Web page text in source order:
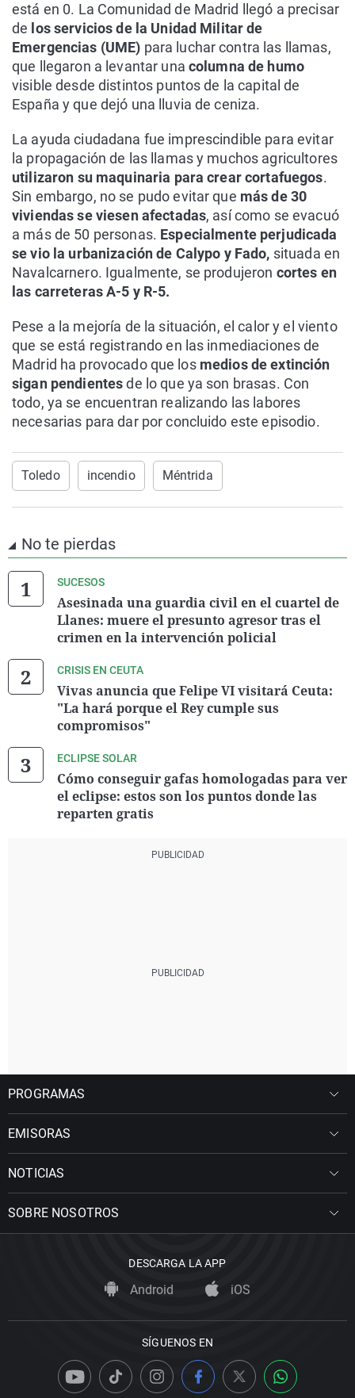
está en 0. La Comunidad de Madrid llegó a precisar
de los servicios de la Unidad Militar de
Emergencias (UME) para luchar contra las llamas,
que llegaron a levantar una columna de humo
visible desde distintos puntos de la capital de
España y que dejó una lluvia de ceniza.
La ayuda ciudadana fue imprescindible para evitar
la propagación de las llamas y muchos agricultores
utilizaron su maquinaria para crear cortafuegos.
Sin embargo, no se pudo evitar que más de 30
viviendas se viesen afectadas, así como se evacuó
a más de 50 personas. Especialmente perjudicada
se vio la urbanización de Calypo y Fado, situada en
Navalcarnero. Igualmente, se produjeron cortes en
las carreteras A-5 y R-5.
Pese a la mejoría de la situación, el calor y el viento
que se está registrando en las inmediaciones de
Madrid ha provocado que los medios de extinción
sigan pendientesde lo que ya son brasas. Con
todo, ya se encuentran realizando las labores
necesarias para dar por concluido este episodio.
Toledo incendio Méntrida
No te pierdas
SUCESOS
Asesinada una guardia civil en el cuartel de
Llanes: muere el presunto agresor tras el
crimen en la intervención policial
CRISIS EN CEUTA
Vivas anuncia que Felipe VI visitará Ceuta:
"La hará porque el Rey cumple sus
compromisos"
ECLIPSE SOLAR
Cómo conseguir gafas homologadas para ver
el eclipse: estos son los puntos donde las
reparten gratis
PROGRAMAS
EMISORAS
NOTICIAS
SOBRE NOSOTROS
DESCARGA LA APP
Android iOS
SÍGUENOS EN